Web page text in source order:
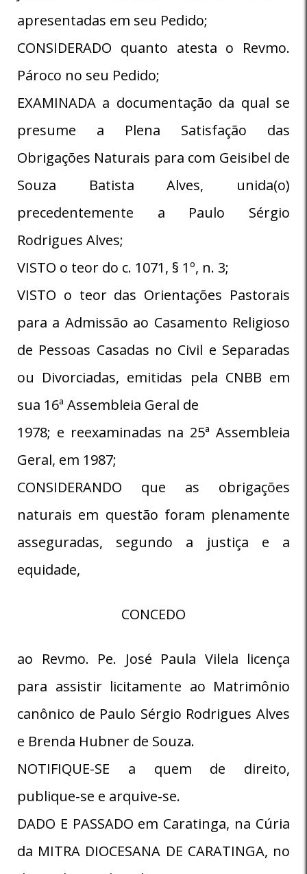
apresentadas em seu Pedido;
CONSIDERADO quanto atesta o Revmo.
Pároco no seu Pedido;
EXAMINADA a documentação da qual se
presume a Plena Satisfação das
Obrigações Naturais para com Geisibel de
Souza Batista Alves, unida(o)
precedentemente a Paulo Sérgio
Rodrigues Alves;
VISTO o teor do c. 1071, § 1º, n. 3;
VISTO o teor das Orientações Pastorais
para a Admissão ao Casamento Religioso
de Pessoas Casadas no Civil e Separadas
ou Divorciadas, emitidas pela CNBB em
sua 16ª Assembleia Geral de
1978; e reexaminadas na 25ª Assembleia
Geral, em 1987;
CONSIDERANDO que as obrigações
naturais em questão foram plenamente
asseguradas, segundo a justiça e a
equidade,
CONCEDO
ao Revmo. Pe. José Paula Vilela licença
para assistir licitamente ao Matrimônio
canônico de Paulo Sérgio Rodrigues Alves
e Brenda Hubner de Souza.
NOTIFIQUE-SE a quem de direito,
publique-se e arquive-se.
DADO E PASSADO em Caratinga, na Cúria
da MITRA DIOCESANA DE CARATINGA, no